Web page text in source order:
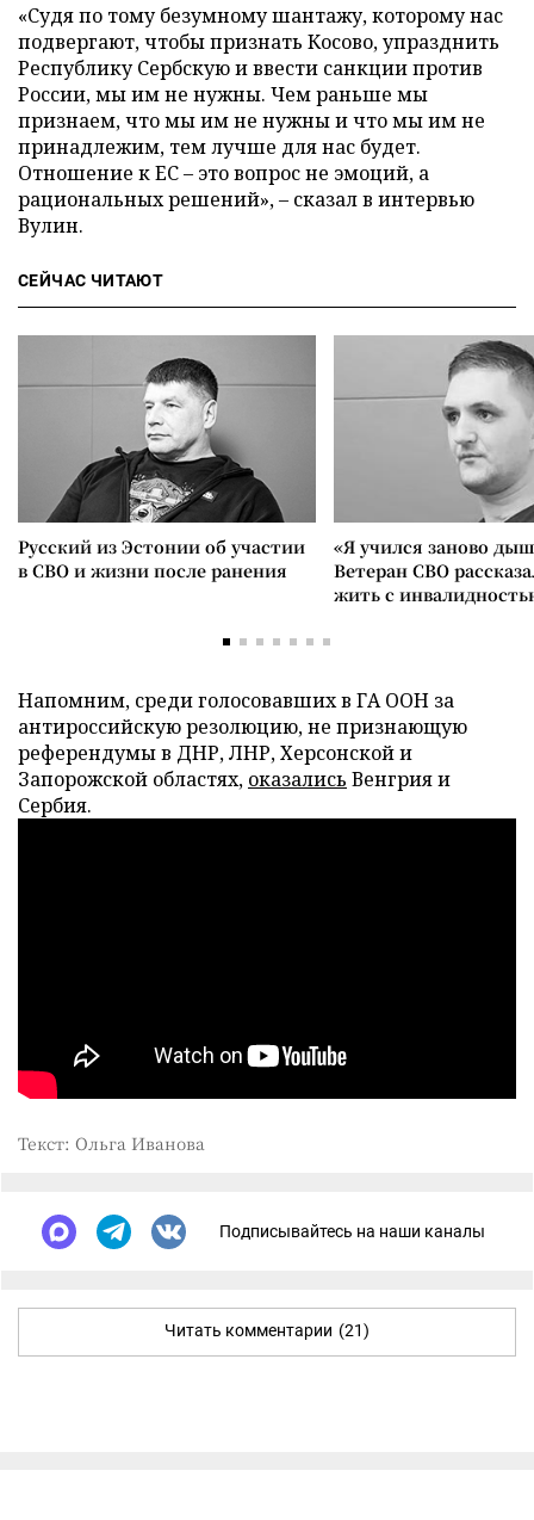
«Судя по тому безумному шантажу, которому нас
подвергают, чтобы признать Косово, упразднить
Республику Сербскую и ввести санкции против
России, мы им не нужны. Чем раньше мы
признаем, что мы им не нужны и что мы им не
принадлежим, тем лучше для нас будет.
Отношение к ЕС – это вопрос не эмоций, а
рациональных решений», – сказал в интервью
Вулин.
СЕЙЧАС ЧИТАЮТ
Русский из Эстонии об участии
в СВО и жизни после ранения
«Я учился заново
Ветеран СВО
жить с
Напомним, среди голосовавших в ГА ООН за
антироссийскую резолюцию, не признающую
референдумы в ДНР, ЛНР, Херсонской и
Запорожской областях, оказались Венгрия и
Сербия.
Текст: Ольга Иванова
Подписывайтесь на наши каналы
Читать комментарии (21)